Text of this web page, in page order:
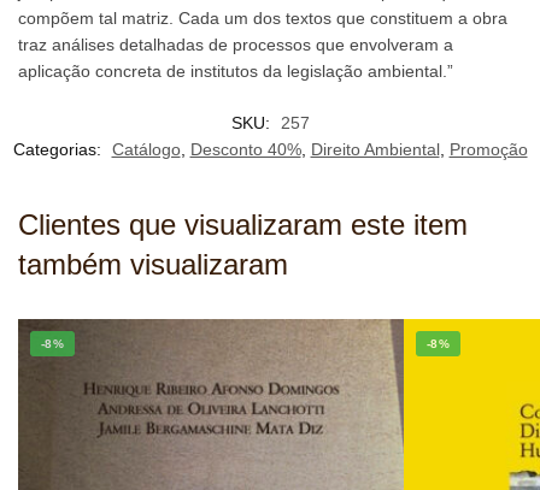
compõem tal matriz. Cada um dos textos que constituem a obra
traz análises detalhadas de processos que envolveram a
aplicação concreta de institutos da legislação ambiental.”
SKU:
257
Categorias:
Catálogo, Desconto 40%, Direito Ambiental, Promoção
Clientes que visualizaram este item
também visualizaram
-8% -8%